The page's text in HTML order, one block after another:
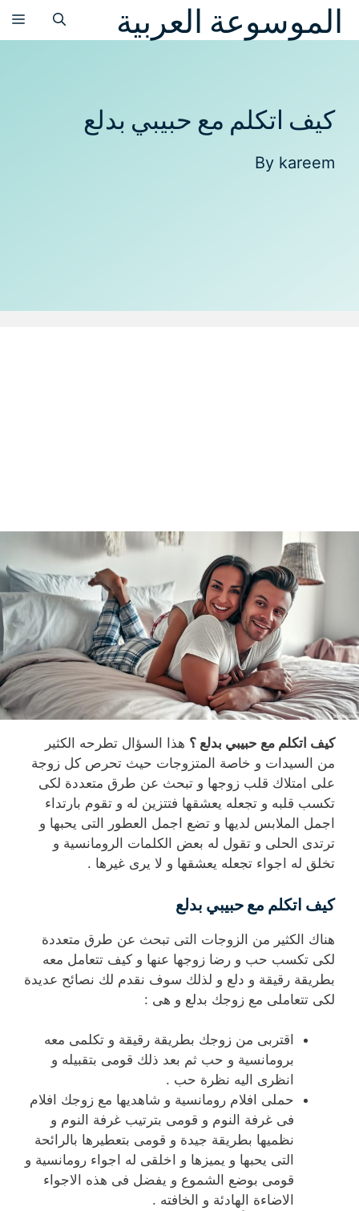
انتقلالموسوعة العربية
كيف اتكلم مع حبيبي بدلع
By kareem
كيف اتكلم مع حبيبي بدلع ؟ هذا السؤال تطرحه الكثير
من السيدات و خاصة المتزوجات حيث تحرص كل زوجة
على امتلاك قلب زوجها و تبحث عن طرق متعددة لكى
تكسب قلبه و تجعله يعشقها فتتزين له و تقوم بارتداء
اجمل الملابس لديها و تضع اجمل العطور التى يحبها و
ترتدى الحلى و تقول له بعض الكلمات الرومانسية و
تخلق له اجواء تجعله يعشقها و لا يرى غيرها .
كيف اتكلم مع حبيبي بدلع
هناك الكثير من الزوجات التى تبحث عن طرق متعددة
لكى تكسب حب و رضا زوجها عنها و كيف تتعامل معه
بطريقة رقيقة و دلع و لذلك سوف نقدم لك نصائح عديدة
لكى تتعاملى مع زوجك بدلع و هى :
اقتربى من زوجك بطريقة رقيقة و تكلمى معه
برومانسية و حب ثم بعد ذلك قومى بتقبيله و
انظرى اليه نظرة حب .
حملى افلام رومانسية و شاهديها مع زوجك افلام
فى غرفة النوم و قومى بترتيب غرفة النوم و
نظميها بطريقة جيدة و قومى بتعطيرها بالرائحة
التى يحبها و يميزها و اخلقى له اجواء رومانسية و
قومى بوضع الشموع و يفضل فى هذه الاجواء
الاضاءة الهادئة و الخافته .